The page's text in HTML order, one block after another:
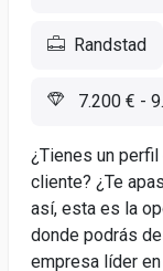
Randstad
7.200 € -
¿Tienes un
cliente? ¿Te
así, esta es la
donde podrás
empresa líder